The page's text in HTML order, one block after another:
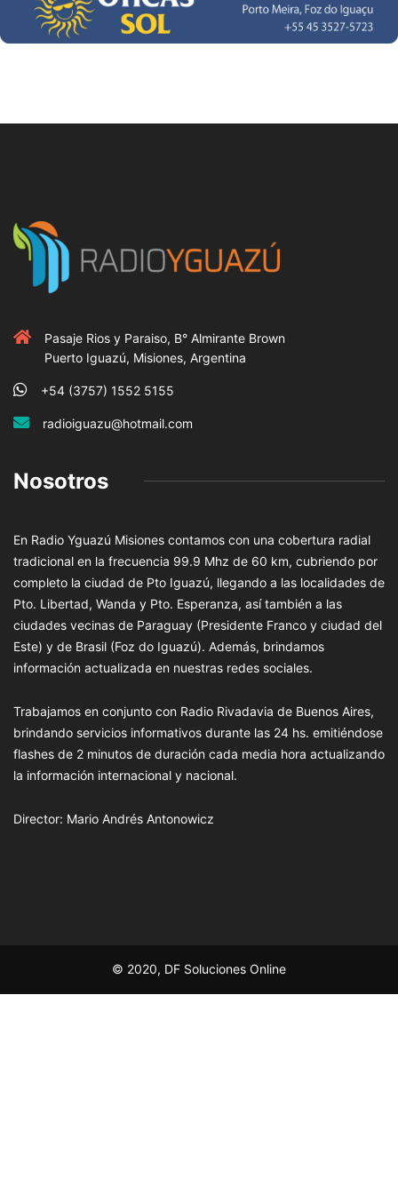
Pasaje Rios y Paraiso, B° Almirante Brown
Puerto Iguazú, Misiones, Argentina
+54 (3757) 1552 5155
radioiguazu@hotmail.com
Nosotros
En Radio Yguazú Misiones contamos con una cobertura radial
tradicional en la frecuencia 99.9 Mhz de 60 km, cubriendo por
completo la ciudad de Pto Iguazú, llegando a las localidades de
Pto. Libertad, Wanda y Pto. Esperanza, así también a las
ciudades vecinas de Paraguay (Presidente Franco y ciudad del
Este) y de Brasil (Foz do Iguazú). Además, brindamos
información actualizada en nuestras redes sociales.
Trabajamos en conjunto con Radio Rivadavia de Buenos Aires,
brindando servicios informativos durante las 24 hs. emitiéndose
flashes de 2 minutos de duración cada media hora actualizando
la información internacional y nacional.
Director: Mario Andrés Antonowicz
© 2020, DF Soluciones Online